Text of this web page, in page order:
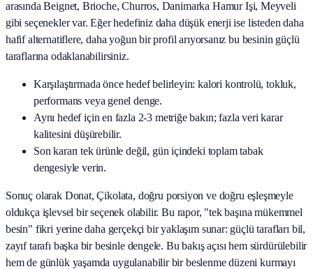
arasındaBeignet, Brioche, Churros, Danimarka Hamur Işi, Meyveli
gibi seçenekler var. Eğer hedefiniz daha düşük enerji ise listeden daha
hafif alternatiflere, daha yoğun bir profil arıyorsanız bu besinin güçlü
taraflarına odaklanabilirsiniz.
Karşılaştırmada önce hedef belirleyin: kalori kontrolü, tokluk,
performans veya genel denge.
Aynı hedef için en fazla 2-3 metriğe bakın; fazla veri karar
kalitesini düşürebilir.
Son kararı tek ürünle değil, gün içindeki toplam tabak
dengesiyle verin.
Sonuç olarak Donat, Çikolata, doğru porsiyon ve doğru eşleşmeyle
oldukça işlevsel bir seçenek olabilir. Bu rapor, "tek başına mükemmel
besin" fikri yerine daha gerçekçi bir yaklaşım sunar: güçlü tarafları bil,
zayıf tarafı başka bir besinle dengele. Bu bakış açısı hem sürdürülebilir
hem de günlük yaşamda uygulanabilir bir beslenme düzeni kurmayı